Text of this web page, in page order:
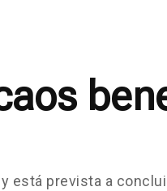
está prevista a